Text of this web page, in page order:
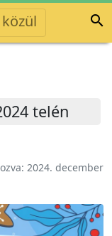

telén
2024. december